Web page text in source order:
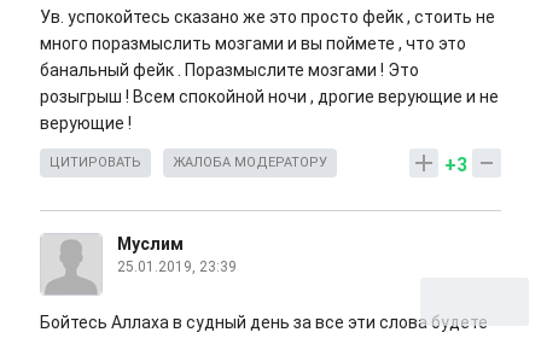
Ув. успокойтесь сказано же это просто фейк , стоить не
много поразмыслить мозгами и вы поймете , что это
банальный фейк . Поразмыслите мозгами ! Это
розыгрыш ! Всем спокойной ночи , дрогие верующие и не
верующие !
+3
ЦИТИРОВАТЬ ЖАЛОБА МОДЕРАТОРУ
Муслим
25.01.2019, 23:39
Бойтесь Аллаха в судный день за все эти слова будете